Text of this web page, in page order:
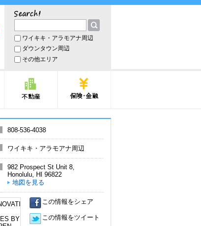
サーチ
ワイキキ・アラモアナ周辺
ダウンタウン周辺
その他エリア
808-536-4038
ワイキキ・アラモアナ周辺
982 Prospect St Unit 8
Honolulu
HI 96822
地図を見る
この情報をシェア
この情報をツイート